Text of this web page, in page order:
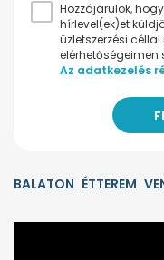
Hozzájárulok,
hírlevel(ek)et
üzletszerzési
Az adatkezelés
BALATON ÉTTEREM